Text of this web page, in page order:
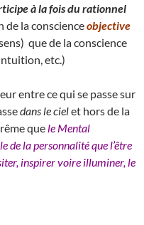
à la fois du rationnel
de la conscienceobjective
que de la conscience
etc.)
entre ce qui se passe sur
dans le cielet hors de la
que le Mental
de la personnalité que l’être
inspirer voire illuminer, le